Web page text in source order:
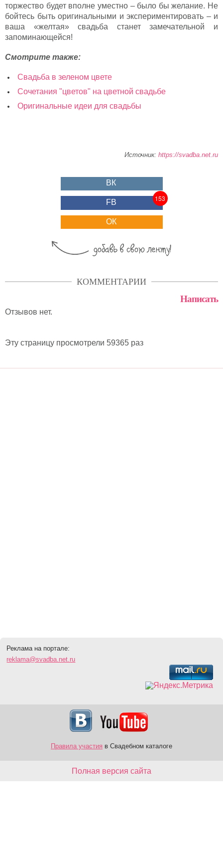
торжество будет вполне уместно – было бы желание. Не
бойтесь быть оригинальными и экспериментировать – и
ваша «желтая» свадьба станет замечательной и
запоминающейся!
Смотрите также:
Свадьба в зеленом цвете
Сочетания "цветов" на цветной свадьбе
Оригинальные идеи для свадьбы
Источник: https://svadba.net.ru
ВК
FB 153
ОК
КОММЕНТАРИИ
Написать
Отзывов нет.
Эту страницу просмотрели 59365 раз
Реклама на портале:
reklama@svadba.net.ru
Правила участия в Свадебном каталоге
Полная версия сайта